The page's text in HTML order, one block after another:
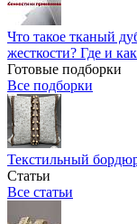
Что такое тканый
жесткости? Где и
Готовые подборки
Все подборки
Текстильный
Статьи
Все статьи